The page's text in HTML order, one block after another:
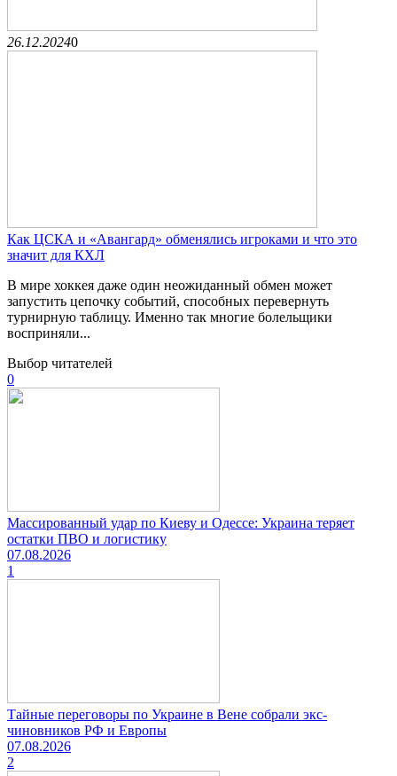
26.12.20240
Как ЦСКА и «Авангард» обменялись игроками и что это
значит для КХЛ
В мире хоккея даже один неожиданный обмен может
запустить цепочку событий, способных перевернуть
турнирную таблицу. Именно так многие болельщики
восприняли...
Выбор читателей
0
Массированный удар по Киеву и Одессе: Украина теряет
остатки ПВО и логистику
07.08.2026
1
Тайные переговоры по Украине в Вене собрали экс-
чиновников РФ и Европы
07.08.2026
2